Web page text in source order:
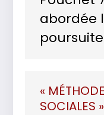
abordée
«
SOCIALES »